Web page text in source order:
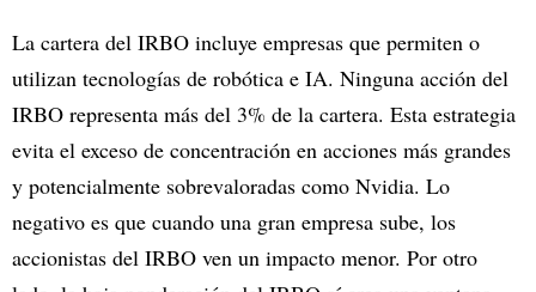
La cartera del IRBO incluye empresas que permiten o
utilizan tecnologías de robótica e IA. Ninguna acción del
IRBO representa más del 3% de la cartera. Esta estrategia
evita el exceso de concentración en acciones más grandes
y potencialmente sobrevaloradas como Nvidia. Lo
negativo es que cuando una gran empresa sube, los
accionistas del IRBO ven un impacto menor. Por otro